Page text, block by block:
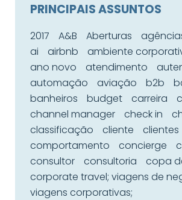
PRINCIPAIS ASSUNTOS
2017 A&B Aberturas
ai
airbnb ambiente
ano novo
atendimento
automação
aviação b2b
banheiros
budget carreira
channel manager
check in
classificação
cliente clientes
comportamento
concierge
consultor
consultoria
copa
corporate travel; viagens de
viagens corporativas;